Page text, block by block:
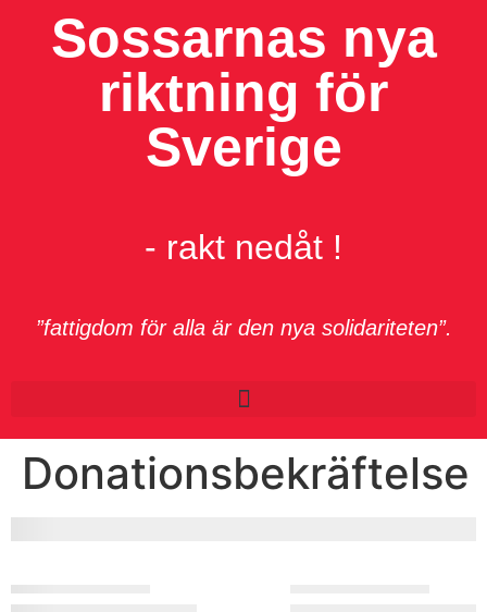
Sossarnas nya
riktning för
Sverige
- rakt nedåt !
”fattigdom för alla är den nya solidariteten”.
Donationsbekräftelse